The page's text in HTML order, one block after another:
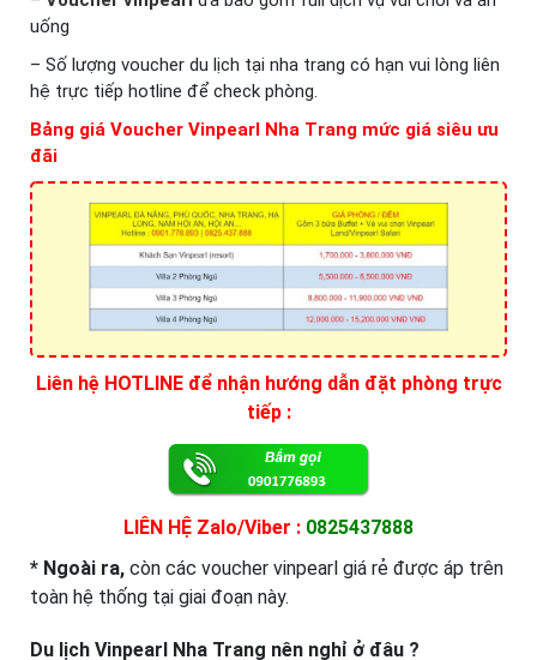
uống
– Số lượng voucher du lịch tại nha trang có hạn vui lòng liên
hệ trực tiếp hotline để check phòng.
Bảng giá Voucher Vinpearl Nha Trang mức giá siêu ưu
đãi
Liên hệ HOTLINE để nhận hướng dẫn đặt phòng trực
tiếp :
LIÊN HỆ Zalo/Viber : 0825437888
* Ngoài ra, còn các voucher vinpearl giá rẻ được áp trên
toàn hệ thống tại giai đoạn này.
Du lịch Vinpearl Nha Trang nên nghỉ ở đâu ?